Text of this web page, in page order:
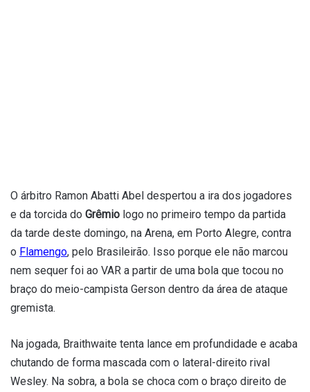
O árbitro Ramon Abatti Abel despertou a ira dos jogadores
e da torcida do Grêmio logo no primeiro tempo da partida
da tarde deste domingo, na Arena, em Porto Alegre, contra
o Flamengo, pelo Brasileirão. Isso porque ele não marcou
nem sequer foi ao VAR a partir de uma bola que tocou no
braço do meio-campista Gerson dentro da área de ataque
gremista.
Na jogada, Braithwaite tenta lance em profundidade e acaba
chutando de forma mascada com o lateral-direito rival
Wesley. Na sobra, a bola se choca com o braço direito de